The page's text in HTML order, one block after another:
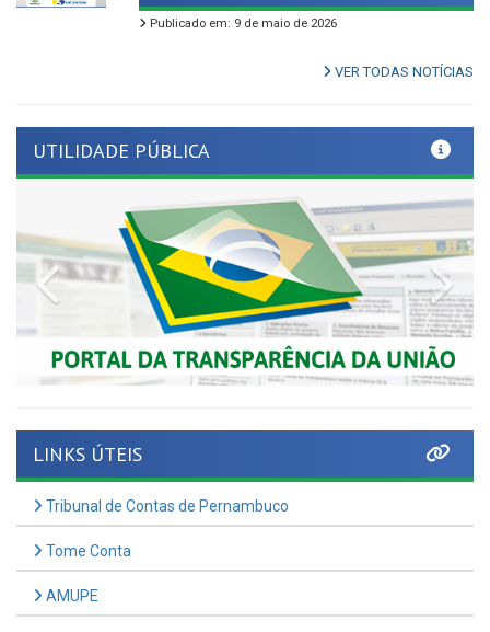
VER TODAS NOTÍCIAS
Previous
Tribunal de Contas de Pernambuco
Tome Conta
AMUPE
Governo de Pernambuco